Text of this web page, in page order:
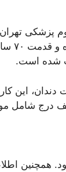
پزشکی
علوم
شده است.
این
درج شامل
همچنین